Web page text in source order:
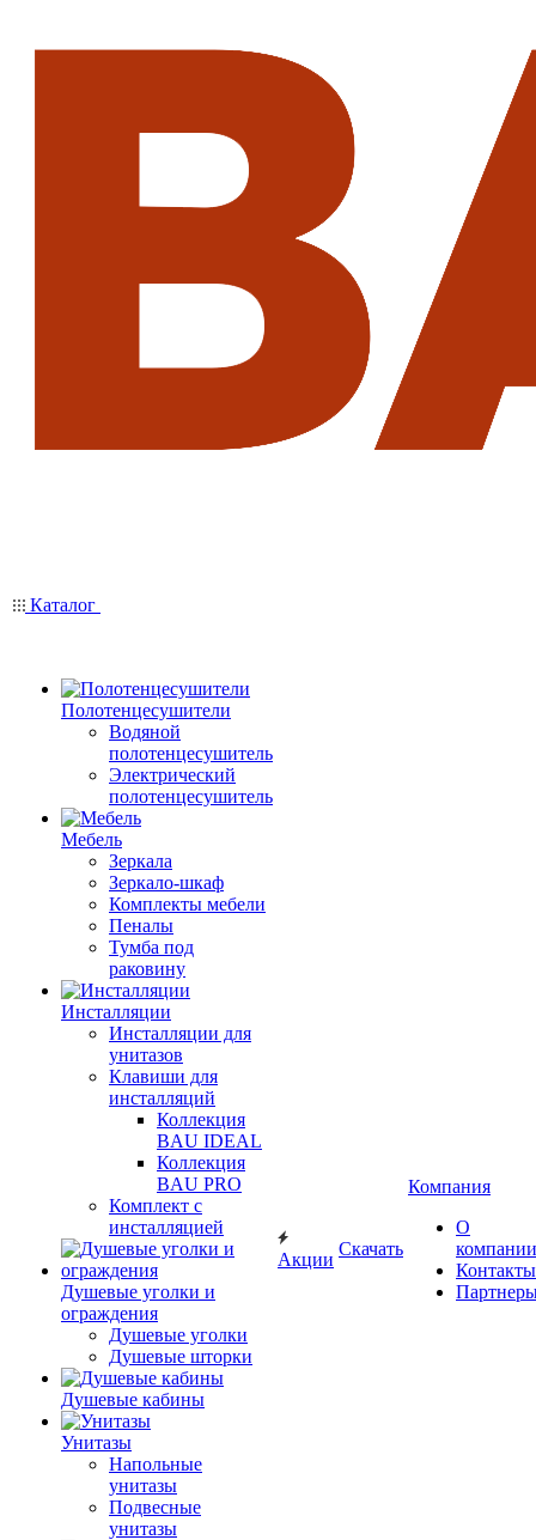
Каталог
Полотенцесушители
Водяной
полотенцесушитель
Электрический
полотенцесушитель
Мебель
Зеркала
Зеркало-шкаф
Комплекты мебели
Пеналы
Тумба под
раковину
Инсталляции
Инсталляции для
унитазов
Клавиши для
инсталляций
Коллекция
BAU IDEAL
Коллекция
BAU PRO
Комплект с
инсталляцией
Душевые уголки и
ограждения
Душевые уголки
Душевые шторки
Душевые кабины
Унитазы
Напольные
унитазы
Подвесные
унитазы
Акции
Скачать
Компания
О
компании
Контакты